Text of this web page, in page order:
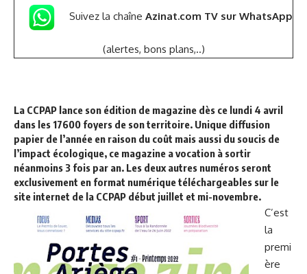
Suivez la chaîne Azinat.com TV sur WhatsApp
(alertes, bons plans,..)
La CCPAP lance son édition de magazine dès ce lundi 4 avril
dans les 17600 foyers de son territoire. Unique diffusion
papier de l’année en raison du coût mais aussi du soucis de
l’impact écologique, ce magazine a vocation à sortir
néanmoins 3 fois par an. Les deux autres numéros seront
exclusivement en format numérique téléchargeables sur le
site internet de la CCPAP début juillet et mi-novembre.
C’est
la
premi
ère